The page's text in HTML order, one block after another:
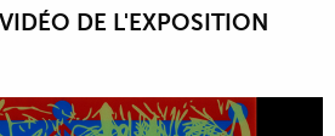
VIDÉO DE L'EXPOSITION